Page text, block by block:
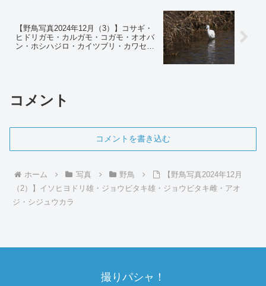
【野鳥写真2024年12月（3）】コサギ・
ヒドリガモ・カルガモ・コガモ・オオバ
ン・ホシハジロ・カイツブリ・カワセ
コメント
コメントを書き込む
ホーム 写真 野鳥
【野鳥写真2024年12月
（2）】イソヒヨドリ雄・ジョウビタキ雄・ジョウビタキ雌・アオ
ジ・シジュウカラ
撮りパシャ！